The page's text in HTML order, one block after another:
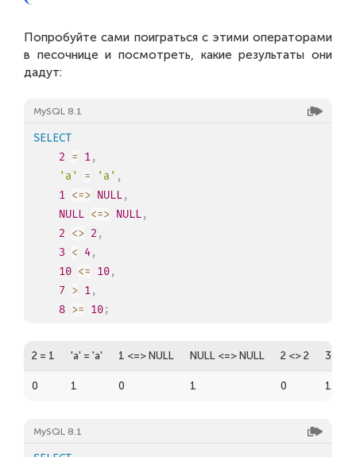
Попробуйте сами поиграться с этими операторами
в песочнице и посмотреть, какие результаты они
дадут:
MySQL 8.1
SELECT
2 = 1,
'a'
= 'a' ,
1 <=> NULL,
NULL <=> NULL,
2 <> 2 ,
3 < 4,
10 <= 10,
7 > 1,
8 >= 10;
2 = 1 'a' = 'a' 1 <=> NULL NULL <=> NULL 2 <> 2 3 < 4
0 1 0 1 0 1
MySQL 8.1